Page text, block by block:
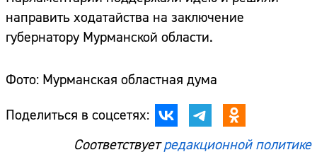
направить ходатайства на заключение
губернатору Мурманской области.
Фото: Мурманская областная дума
Поделиться в соцсетях:
Соответствуетредакционной политике